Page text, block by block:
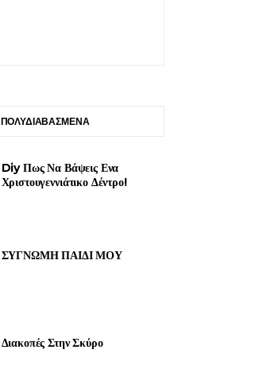
ΠΟΛΥΔΙΑΒΑΣΜΕΝΑ
Diy Πως Να Βάψεις Ενα
Χριστουγεννιάτικο Δέντρο!
ΣΥΓΝΩΜΗ ΠΑΙΔΙ ΜΟΥ
Διακοπές Στην Σκύρο